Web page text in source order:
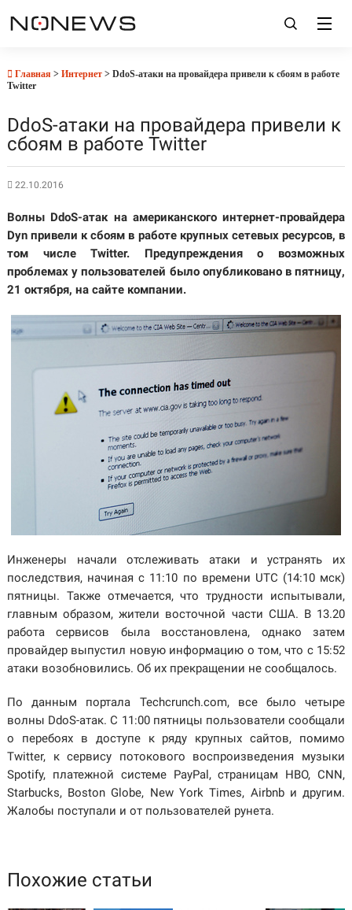
Главная > Интернет> DdoS-атаки на провайдера привели к сбоям в работе
Twitter
DdoS-атаки на провайдера привели к
сбоям в работе Twitter
22.10.2016
Волны DdoS-атак на американского интернет-провайдера
Dyn привели к сбоям в работе крупных сетевых ресурсов, в
том числе Twitter. Предупреждения о возможных
проблемах у пользователей было опубликовано в пятницу,
21 октября, на сайте компании.
Инженеры начали отслеживать атаки и устранять их
последствия, начиная с 11:10 по времени UTC (14:10 мск)
пятницы. Также отмечается, что трудности испытывали,
главным образом, жители восточной части США. В 13.20
работа сервисов была восстановлена, однако затем
провайдер выпустил новую информацию о том, что с 15:52
атаки возобновились. Об их прекращении не сообщалось.
По данным портала Techcrunch.com, все было четыре
волны DdoS-атак. С 11:00 пятницы пользователи сообщали
о перебоях в доступе к ряду крупных сайтов, помимо
Twitter, к сервису потокового воспроизведения музыки
Spotify, платежной системе PayPal, страницам HBO, CNN,
Starbucks, Boston Globe, New York Times, Airbnb и другим.
Жалобы поступали и от пользователей рунета.
Похожие статьи